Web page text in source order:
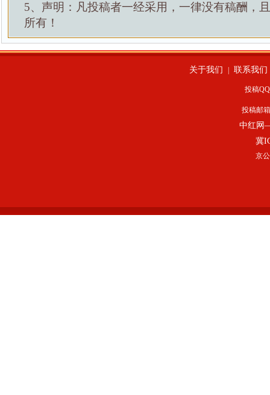
5、声明：凡投稿者一经采用，一律没有稿酬，
所有！
关于我们 联系我们
投稿
投稿邮
中红网
冀
京